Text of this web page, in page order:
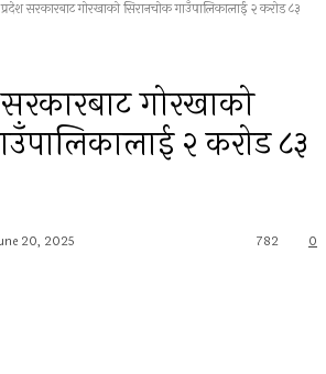
सरकारबाट गोरखाको सिरानचोक गाउँपालिकालाई २ करोड ८३
गोरखाको
२ करोड ८३
20, 2025 0
782